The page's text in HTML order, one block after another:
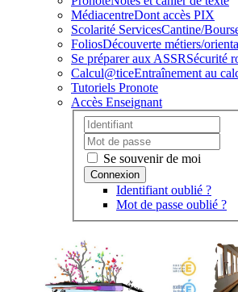
MédiacentreDont accès PIX
Scolarité ServicesCantine/
FoliosDécouverte métiers/
Se préparer aux ASSRSécurité
Calcul@ticeEntraînement au
Tutoriels Pronote
Accès Enseignant
Se souvenir de moi
Identifiant oublié ?
Mot de passe oublié ?